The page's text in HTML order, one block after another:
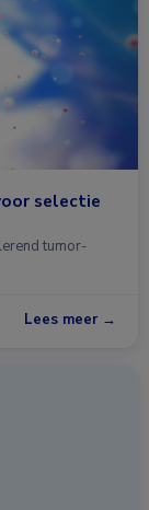
selectie
tumor-
Lees meer →